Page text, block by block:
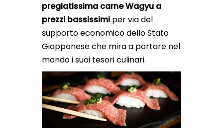
pregiatissima carne Wagyu a
prezzi bassissimi per via del
supporto economico dello Stato
Giapponese che mira a portare nel
mondo i suoi tesori culinari.